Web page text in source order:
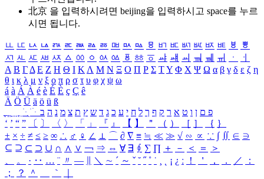
北京 을 입력하시려면 beijing을 입력하시고 space를 누르
시면 됩니다.
ㅥ ㅦ ㅧ ㅨ ㅩ ㅪ ㅫ ㅬ ㅭ ㅮ ㅯ ㅰ ㅱ ㅲ ㅳ ㅴ ㅵ ㅶ ㅷ ㅸ
ㅹ
ㅺ ㅻ ㅼ ㅽ ㅾ ㅿ ㆀ ㆁ ㆂ ㆃ ㆄ ㆅ ㆆ ㆇ ㆈ ㆉ ㆊ ㆋ ㆌ ㆍ
ㆎ
Α Β ΓΔ Ε Ζ Η Θ Ι ΚΛ Μ Ν Ξ Ο Π Ρ Σ ΤΥ Φ Χ Ψ Ω α β γ δ ε ζ η
θ ι κ λ μ ν ξ ο π ρ σ τ υ φ χ ψ ω
á à Á À é è É È ç Ç ê
Ä Ö Ü ä ö ü ß
ִֶֹ ֻּ ׁׂ פ ם ן ו ט א ר ק ף ך ל ח י ע כ ג ד ש ץ ת צ מ נ ה ב
‘ ’ “ ” 〔 〕 〈 〉 「 」 『 』 【 】 ＂ （ ） ［ ］ ｛ ｝
± × ÷ ≠ ≤ ≥ ∞ ∴ ♂ ♀ ∠ ⊥ ⌒ ∂ ∇ ≡ ≒ ≪ ≫ √ ∽ ∝ ∵ ∫ ∬ ∈ ∋
⊆ ⊇ ⊂ ⊃ ∪ ∩ ∧ ∨ ￢ ⇒ ⇔ ∀ ∃ ∮ ∑ ∏ ＋ － ＜ ＝
＞
、
。 · ‥ … ¨ 〃 ― ＼ ∼ ´ ～ ˇ ˘ ˝ ˚ ˙ ¸ ¡ ¿ ː ！ ＇ ， ． ／
：
；
？ ＾ ｀